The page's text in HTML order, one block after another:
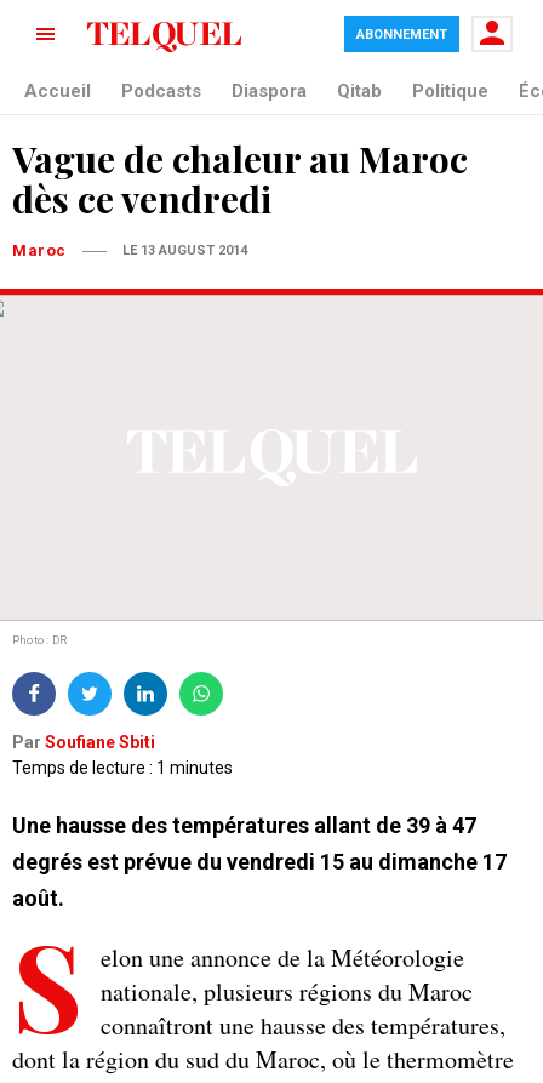
ABONNEMENT
Accueil Podcasts Diaspora Qitab Politique
Vague de chaleur au Maroc
dès ce vendredi
Maroc LE 13 AUGUST 2014
Photo : DR
Par Soufiane Sbiti
Temps de lecture : 1 minutes
Une hausse des températures allant de 39 à 47
degrés est prévue du vendredi 15 au dimanche 17
août.
S
elon une annonce de la Météorologie
nationale, plusieurs régions du Maroc
connaîtront une hausse des températures,
dont la région du sud du Maroc, où le thermomètre